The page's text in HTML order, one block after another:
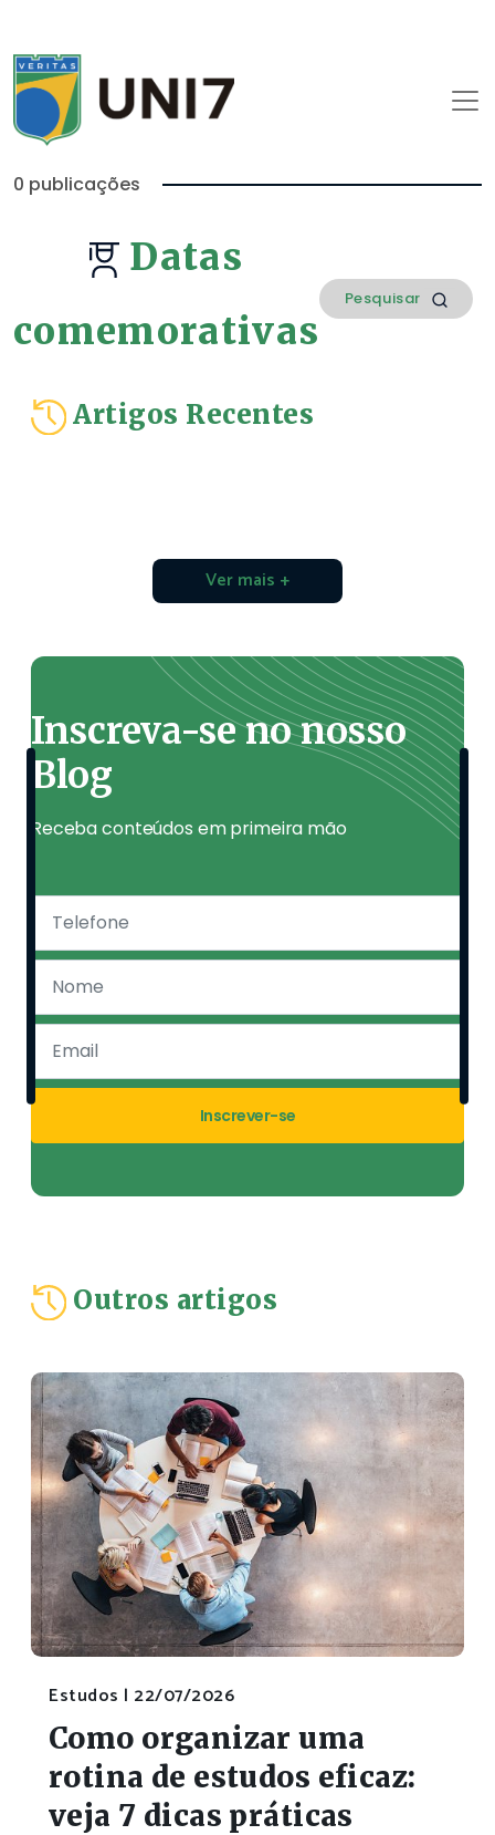
0 publicações
Datas
comemorativas
Artigos Recentes
Ver mais +
Inscreva-se no nosso
Blog
Receba conteúdos em primeira mão
Inscrever-se
Outros artigos
Estudos | 22/07/2026
Como organizar uma
rotina de estudos eficaz:
veja 7 dicas práticas